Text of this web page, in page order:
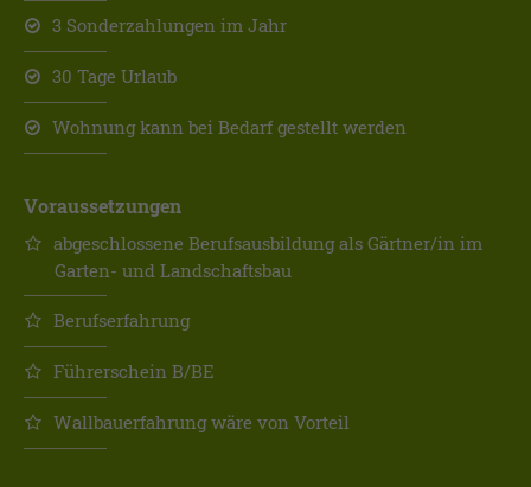
3 Sonderzahlungen im Jahr
30 Tage Urlaub
Wohnung kann bei Bedarf gestellt werden
Voraussetzungen
abgeschlossene Berufsausbildung als Gärtner/in im
Garten- und Landschaftsbau
Berufserfahrung
Führerschein B/BE
Wallbauerfahrung wäre von Vorteil